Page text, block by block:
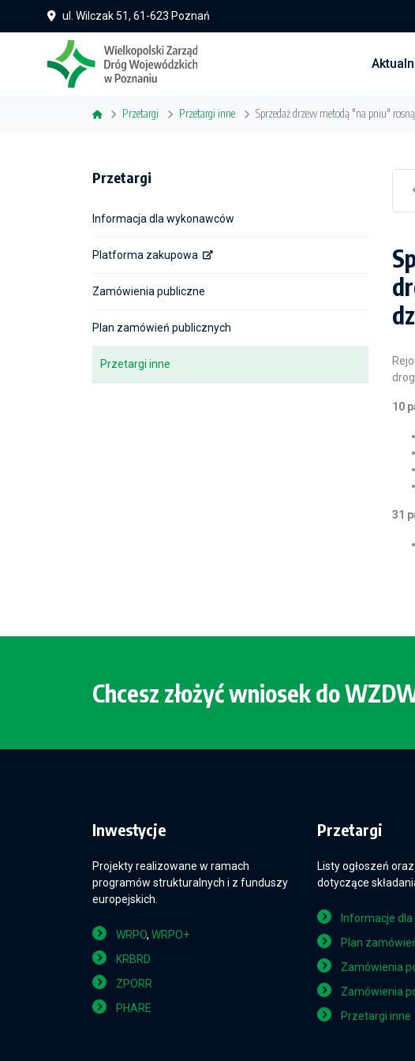
ul. Wilczak 51, 61-623 Poznań
Przetargi Przetargi inne Sprzedaż drzew metodą "na pniu"
Przetargi
Informacja dla wykonawców
Platforma zakupowa
Zamówienia publiczne
Plan zamówień publicznych
Przetargi inne
10
31
Chcesz złożyć wniosek do
Inwestycje
Projekty realizowane w ramach
programów strukturalnych i z funduszy
europejskich.
WRPO, WRPO+
KRBRD
ZPORR
PHARE
Przetargi
Listy ogłoszeń
dotyczące
Informacje
Plan
Zamówienia
Zamówienia
Przetargi inne